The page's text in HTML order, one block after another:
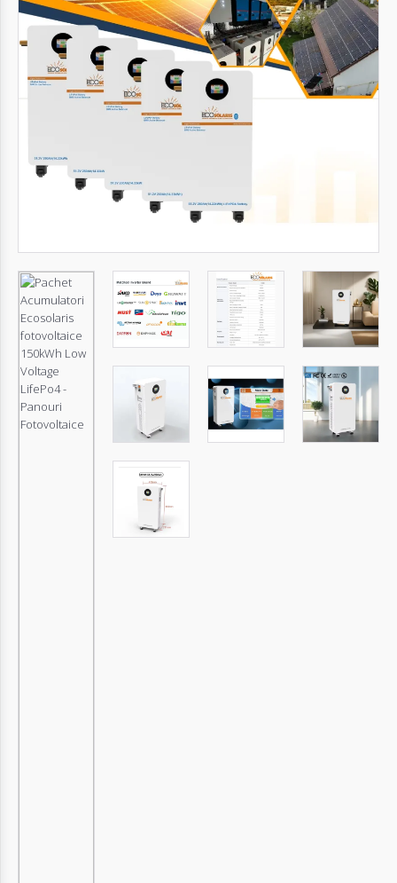
Autentifică-
te
Înregistrează-
Configurator